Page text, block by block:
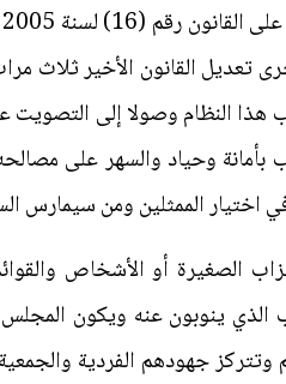
الانتخابات العامة (45) لسنة 2013 والمحلية (36) لسنة 2008،
وحياد والسهر على
الممثلين ومن سيمارس
الصغيرة أو الأشخاص
الذي ينوبون عنه ويكون
جهودهم الفردية